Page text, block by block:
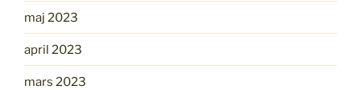
maj 2023
april 2023
mars 2023